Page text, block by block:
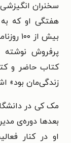
سخنران
هفتگی او که
بیش
پرفروش
کتاب حاضر و
زندگی‌مان بود»
مک کی در
بعدها دوره‌ی
او در کنار